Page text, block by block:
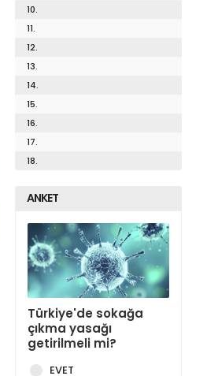
10.
11.
12.
13.
14.
15.
16.
17.
18.
ANKET
Türkiye'de sokağa
çıkma yasağı
getirilmeli mi?
EVET